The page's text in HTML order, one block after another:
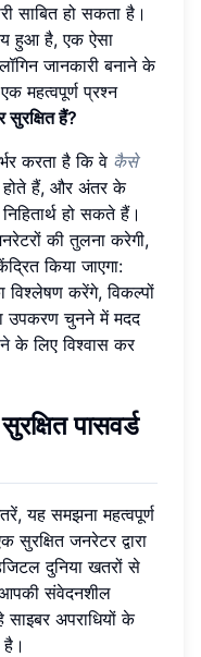
साबित हो सकता है।
हुआ है, एक ऐसा
जानकारी बनाने के
महत्वपूर्ण प्रश्न
हैं?
करता है कि वे कैसे
होते हैं, और अंतर के
हो सकते हैं।
की तुलना करेगी,
किया जाएगा:
विश्लेषण करेंगे, विकल्पों
उपकरण चुनने में मदद
के लिए विश्वास कर
पासवर्ड
यह समझना महत्वपूर्ण
जनरेटर द्वारा
दुनिया खतरों से
संवेदनशील
अपराधियों के